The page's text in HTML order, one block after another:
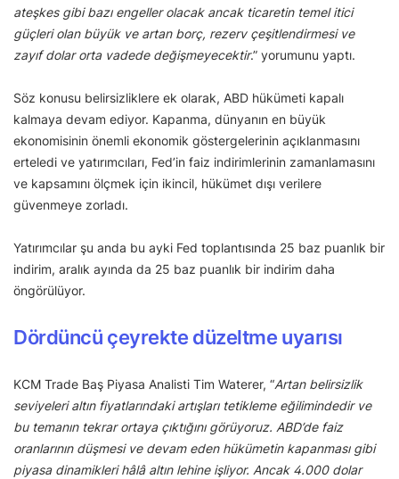
ateşkes gibi bazı engeller olacak ancak ticaretin temel itici
güçleri olan büyük ve artan borç, rezerv çeşitlendirmesi ve
zayıf dolar orta vadede değişmeyecektir.” yorumunu yaptı.
Söz konusu belirsizliklere ek olarak, ABD hükümeti kapalı
kalmaya devam ediyor. Kapanma, dünyanın en büyük
ekonomisinin önemli ekonomik göstergelerinin açıklanmasını
erteledi ve yatırımcıları, Fed’in faiz indirimlerinin zamanlamasını
ve kapsamını ölçmek için ikincil, hükümet dışı verilere
güvenmeye zorladı.
Yatırımcılar şu anda bu ayki Fed toplantısında 25 baz puanlık bir
indirim, aralık ayında da 25 baz puanlık bir indirim daha
öngörülüyor.
Dördüncü çeyrekte düzeltme uyarısı
KCM Trade Baş Piyasa Analisti Tim Waterer, “Artan belirsizlik
seviyeleri altın fiyatlarındaki artışları tetikleme eğilimindedir ve
bu temanın tekrar ortaya çıktığını görüyoruz. ABD’de faiz
oranlarının düşmesi ve devam eden hükümetin kapanması gibi
piyasa dinamikleri hâlâ altın lehine işliyor. Ancak 4.000 dolar